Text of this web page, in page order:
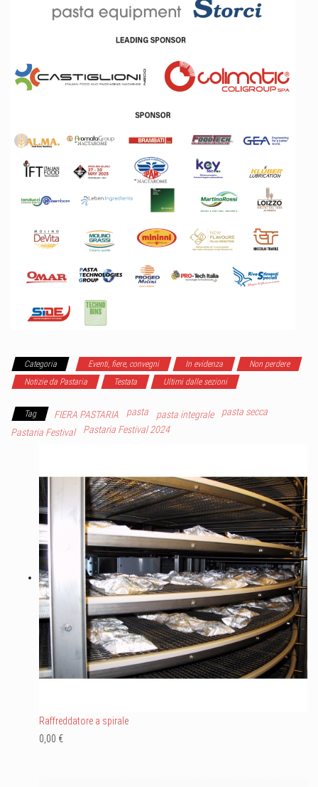
Categoria Eventi, fiere, convegni In evidenza
Non perdere
Notizie da Pastaria
Testata Ultimi dalle sezioni
Tag FIERA PASTARIA pasta pasta integrale
pasta secca
Pastaria Festival
Pastaria Festival 2024
Raffreddatore a spirale
0,00 €